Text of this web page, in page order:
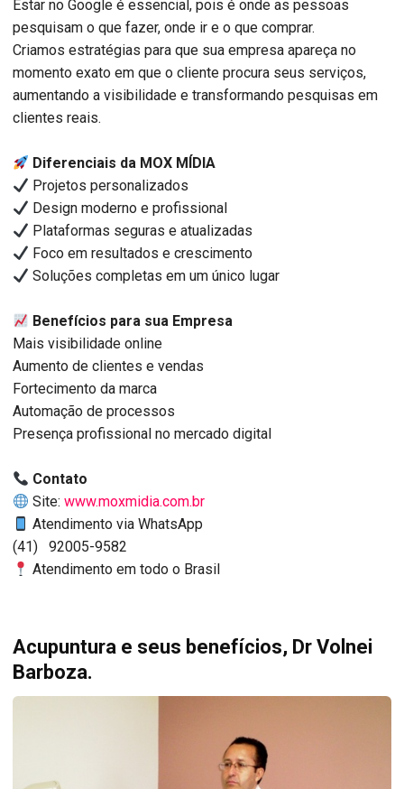
Estar no Google é essencial, pois é onde as pessoas
pesquisam o que fazer, onde ir e o que comprar.
Criamos estratégias para que sua empresa apareça no
momento exato em que o cliente procura seus serviços,
aumentando a visibilidade e transformando pesquisas em
clientes reais.
Diferenciais da MOX MÍDIA
Projetos personalizados
Design moderno e profissional
Plataformas seguras e atualizadas
Foco em resultados e crescimento
Soluções completas em um único lugar
Benefícios para sua Empresa
Mais visibilidade online
Aumento de clientes e vendas
Fortecimento da marca
Automação de processos
Presença profissional no mercado digital
Contato
Site:www.moxmidia.com.br
Atendimento via WhatsApp
(41) 92005-9582
Atendimento em todo o Brasil
Acupuntura e seus benefícios, Dr Volnei
Barboza.